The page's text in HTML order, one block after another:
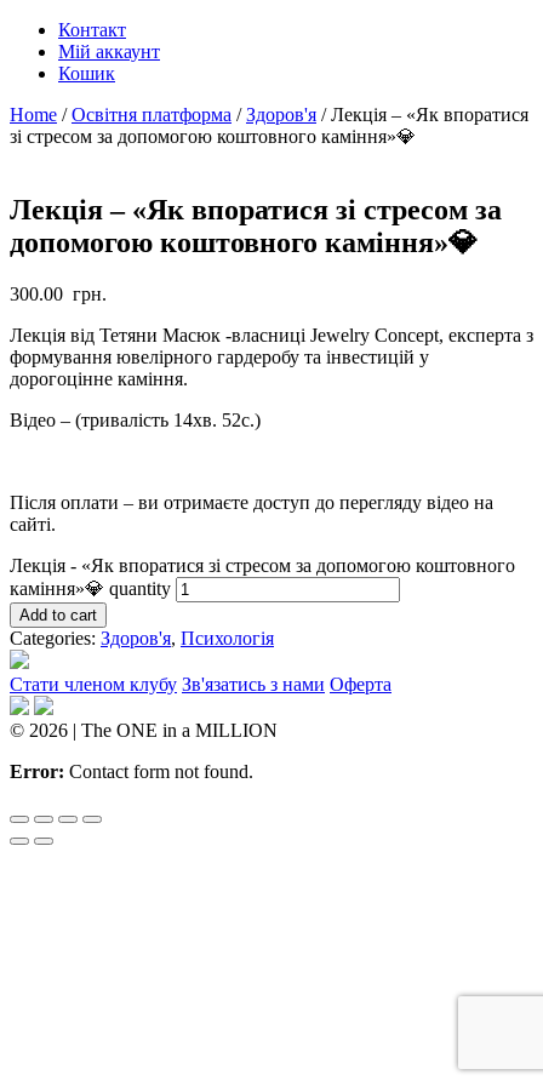
Контакт
Мій аккаунт
Кошик
Home /Освітня платформа /Здоров'я / Лекція – «Як впоратися
зі стресом за допомогою коштовного каміння»💎
Лекція – «Як впоратися зі стресом за
допомогою коштовного каміння»💎
300.00 грн.
Лекція від Тетяни Масюк -власниці Jewelry Concept, експерта з
формування ювелірного гардеробу та інвестицій у
дорогоцінне каміння.
Відео – (тривалість 14хв. 52с.)
Після оплати – ви отримаєте доступ до перегляду відео на
сайті.
Лекція - «Як впоратися зі стресом за допомогою коштовного
каміння»💎 quantity
Add to cart
Categories: Здоров'я, Психологія
Стати членом клубу Зв'язатись з нами Оферта
© 2026 | The ONE in a MILLION
Error: Contact form not found.